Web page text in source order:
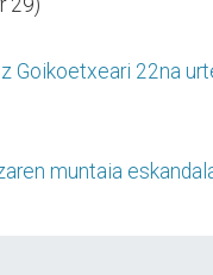
Goikoetxeari 22na
muntaia